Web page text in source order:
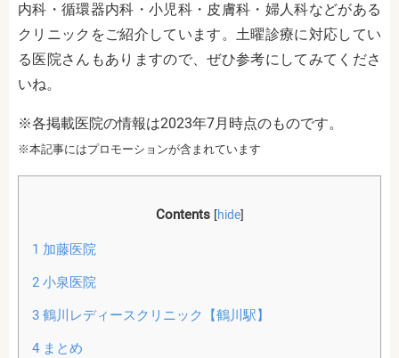
内科・循環器内科・小児科・皮膚科・婦人科などがある
クリニックをご紹介しています。土曜診療に対応してい
る医院さんもありますので、ぜひ参考にしてみてくださ
いね。
※各掲載医院の情報は2023年7月時点のものです。
※本記事にはプロモーションが含まれています
Contents [hide]
1 加藤医院
2小泉医院
3鶴川レディースクリニック【鶴川駅】
4まとめ